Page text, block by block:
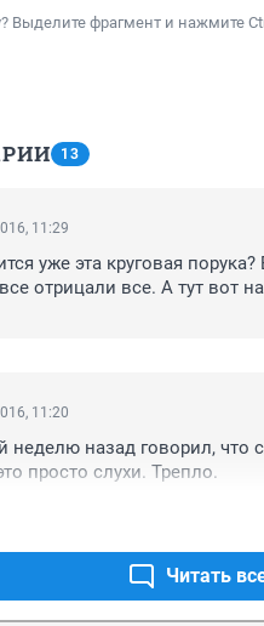
Выделите фрагмент и нажмите
13
11:29
уже эта круговая
отрицали все. А тут вот
11:20
неделю назад говорил, что
просто слухи. Трепло.
Читать